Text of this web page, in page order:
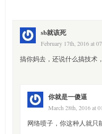
sb就该死
February 17th, 2016 at
搞你妈去，还说什么搞技术
你就是一傻逼
March 28th, 2016 at
网络喷子，你这种人就只